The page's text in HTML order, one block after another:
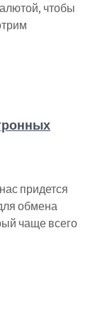
чтобы
придется
обмена
чаще всего